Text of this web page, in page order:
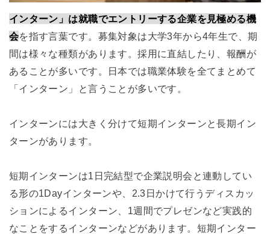
インターン」は就職でエントリーする企業を見極める機
会を指す言葉です。募集対象は大学3年から4年生で、期
間は様々な種類があります。採用に直結したり、報酬が
あることが多いです。日本では職業体験を全てまとめて
「インターン」と言うことが多いです。
インターンには大きく分けて短期インターンと長期イン
ターンがあります。
短期インターンは1日完結型で企業説明会と連動してい
る形の1Dayインターンや、2.3日かけて行うディスカッ
ションによるインターン、1週間でプレゼンなど実践的
なことをするインターンなどがあります。短期インター